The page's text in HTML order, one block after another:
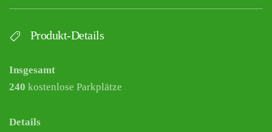
Produkt-Details
Insgesamt
240 kostenlose Parkplätze
Details